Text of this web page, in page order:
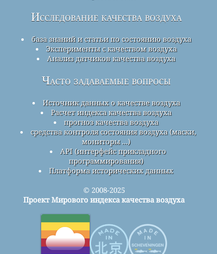
Исследование качества воздуха
база знаний и статьи по состоянию воздуха
Эксперименты с качеством воздуха
Анализ датчиков качества воздуха
Часто задаваемые вопросы
Источник данных о качестве воздуха
Расчет индекса качества воздуха
прогноз качества воздуха
средства контроля состояния воздуха (маски,
мониторы ...)
API (интерфейс прикладного
программирования)
Платформа исторических данных
© 2008-2025
Проект Мирового индекса качества воздуха